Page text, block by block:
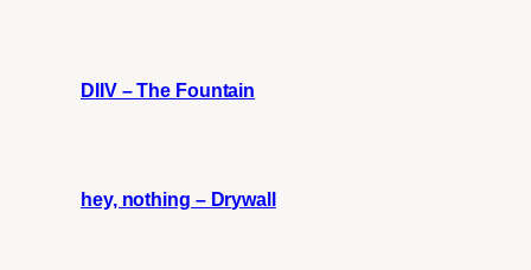
DIIV – The Fountain
hey, nothing – Drywall